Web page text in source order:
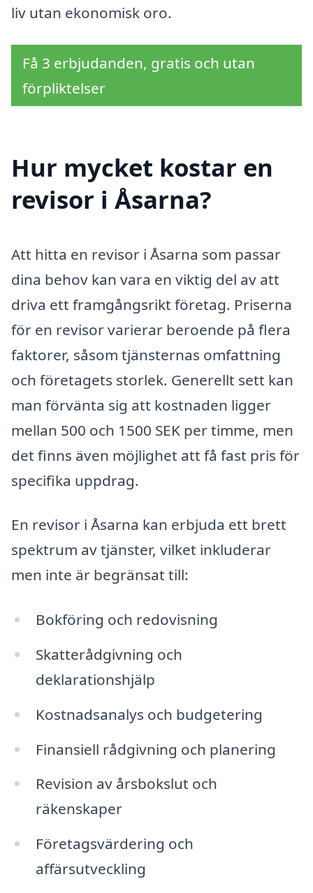
liv utan ekonomisk oro.
Få 3 erbjudanden, gratis och utan
förpliktelser
Hur mycket kostar en
revisor i Åsarna?
Att hitta en revisor i Åsarna som passar
dina behov kan vara en viktig del av att
driva ett framgångsrikt företag. Priserna
för en revisor varierar beroende på flera
faktorer, såsom tjänsternas omfattning
och företagets storlek. Generellt sett kan
man förvänta sig att kostnaden ligger
mellan 500 och 1500 SEK per timme, men
det finns även möjlighet att få fast pris för
specifika uppdrag.
En revisor i Åsarna kan erbjuda ett brett
spektrum av tjänster, vilket inkluderar
men inte är begränsat till:
Bokföring och redovisning
Skatterådgivning och
deklarationshjälp
Kostnadsanalys och budgetering
Finansiell rådgivning och planering
Revision av årsbokslut och
räkenskaper
Företagsvärdering och
affärsutveckling